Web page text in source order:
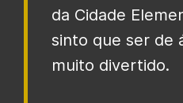
da Cidade
sinto que ser de
muito divertido.